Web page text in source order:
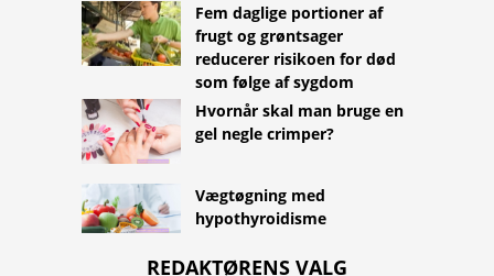
Fem daglige portioner af
frugt og grøntsager
reducerer risikoen for død
som følge af sygdom
Hvornår skal man bruge en
gel negle crimper?
Vægtøgning med
hypothyroidisme
REDAKTØRENS VALG